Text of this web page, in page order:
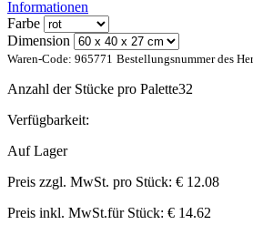
Informationen
Farbe
Dimension
Waren-Code: 965771 Bestellungsnummer des
Anzahl der Stücke pro Palette32
Verfügbarkeit:
Auf Lager
Preis zzgl. MwSt. pro Stück: € 12.08
Preis inkl. MwSt.für Stück: € 14.62